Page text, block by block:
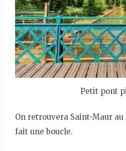
Petit pont
On retrouvera Saint-Maur
fait une boucle.